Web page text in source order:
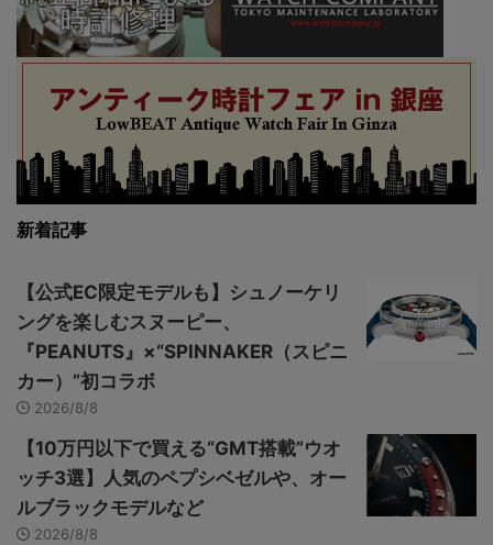
新着記事
【公式EC限定モデルも】シュノーケリ
ングを楽しむスヌーピー、
『PEANUTS』×“SPINNAKER（スピニ
カー）”初コラボ
2026/8/8
【10万円以下で買える“GMT搭載”ウオ
ッチ3選】人気のペプシベゼルや、オー
ルブラックモデルなど
2026/8/8